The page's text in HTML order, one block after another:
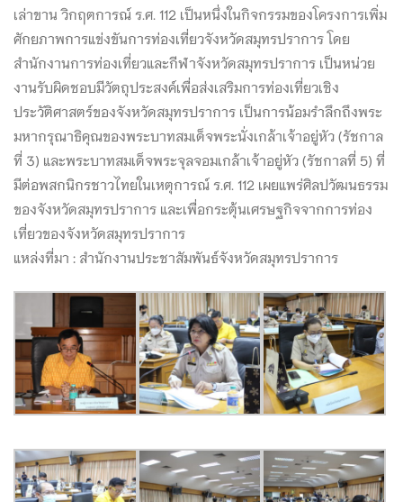
เล่าขาน วิกฤตการณ์ ร.ศ. 112 เป็นหนึ่งในกิจกรรมของโครงการเพิ่ม
ศักยภาพการแข่งขันการท่องเที่ยวจังหวัดสมุทรปราการ โดย
สำนักงานการท่องเที่ยวและกีฬาจังหวัดสมุทรปราการ เป็นหน่วย
งานรับผิดชอบมีวัตถุประสงค์เพื่อส่งเสริมการท่องเที่ยวเชิง
ประวัติศาสตร์ของจังหวัดสมุทรปราการ เป็นการน้อมรำลึกถึงพระ
มหากรุณาธิคุณของพระบาทสมเด็จพระนั่งเกล้าเจ้าอยู่หัว (รัชกาล
ที่ 3) และพระบาทสมเด็จพระจุลจอมเกล้าเจ้าอยู่หัว (รัชกาลที่ 5) ที่
มีต่อพสกนิกรชาวไทยในเหตุการณ์ ร.ศ. 112 เผยแพร่ศิลปวัฒนธรรม
ของจังหวัดสมุทรปราการ และเพื่อกระตุ้นเศรษฐกิจจากการท่อง
เที่ยวของจังหวัดสมุทรปราการ
แหล่งที่มา : สำนักงานประชาสัมพันธ์จังหวัดสมุทรปราการ